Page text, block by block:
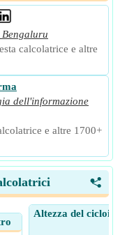
Bengaluru
calcolatrice e altre
dell'informazione
e altre 1700+
<
Altezza del cicloide